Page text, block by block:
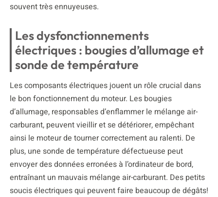
souvent très ennuyeuses.
Les dysfonctionnements
électriques : bougies d’allumage et
sonde de température
Les composants électriques jouent un rôle crucial dans
le bon fonctionnement du moteur. Les bougies
d’allumage, responsables d’enflammer le mélange air-
carburant, peuvent vieillir et se détériorer, empêchant
ainsi le moteur de tourner correctement au ralenti. De
plus, une sonde de température défectueuse peut
envoyer des données erronées à l’ordinateur de bord,
entraînant un mauvais mélange air-carburant. Des petits
soucis électriques qui peuvent faire beaucoup de dégâts!